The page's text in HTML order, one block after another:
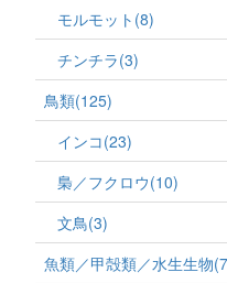
モルモット(8)
チンチラ(3)
鳥類(125)
インコ(23)
梟／フクロウ(10)
文鳥(3)
魚類／甲殻類／水生生物